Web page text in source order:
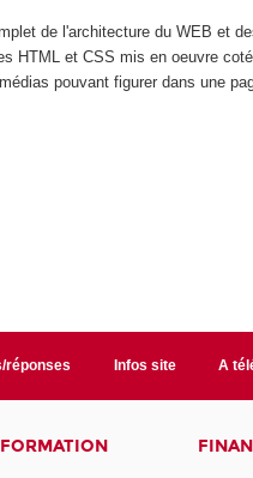
de l'architecture du WEB et
HTML et CSS mis en oeuvre
pouvant figurer dans une
réponses Infos site A